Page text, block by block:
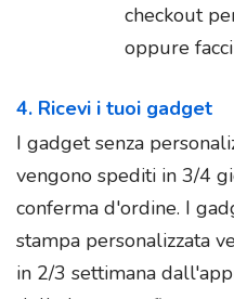
checkout
oppure
4. Ricevi i tuoi gadget
I gadget senza
vengono spediti in 3/4
conferma d'ordine. I
stampa personalizzata
in 2/3 settimana